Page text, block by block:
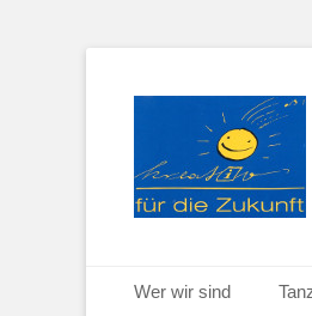
Primäres Menü
Inhalt
Wer wir sind